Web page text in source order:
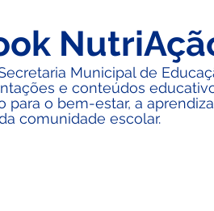
Municipal de
e conteúdos
o bem-estar, a
comunidade escolar.